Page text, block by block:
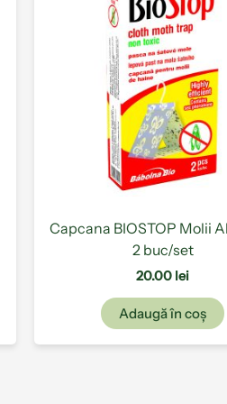
Capcana BIOSTOP Molii
2 buc/set
20.00 lei
Adaugă în coș